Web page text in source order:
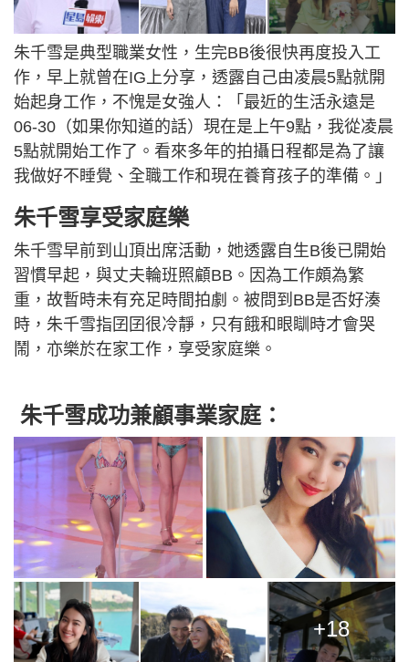
朱千雪是典型職業女性，生完BB後很快再度投入工
作，早上就曾在IG上分享，透露自己由凌晨5點就開
始起身工作，不愧是女強人：「最近的生活永遠是
06-30（如果你知道的話）現在是上午9點，我從凌晨
5點就開始工作了。看來多年的拍攝日程都是為了讓
我做好不睡覺、全職工作和現在養育孩子的準備。」
朱千雪享受家庭樂
朱千雪早前到山頂出席活動，她透露自生B後已開始
習慣早起，與丈夫輪班照顧BB。因為工作頗為繁
重，故暫時未有充足時間拍劇。被問到BB是否好湊
時，朱千雪指囝囝很冷靜，只有餓和眼瞓時才會哭
鬧，亦樂於在家工作，享受家庭樂。
朱千雪成功兼顧事業家庭：
+18